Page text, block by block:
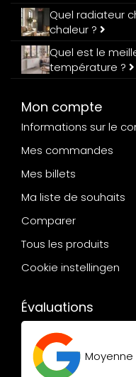
Quel radiateur
chaleur ?
Quel est le
température ?
Mon compte
Informations sur le
Mes commandes
Mes billets
Ma liste de souhaits
Comparer
Tous les produits
Cookie instellingen
Évaluations
Moyenne